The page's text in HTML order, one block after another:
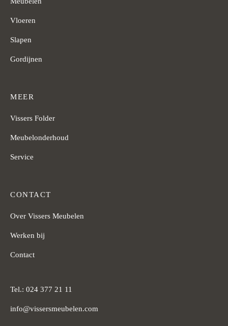
Vloeren
Slapen
Gordijnen
MEER
Vissers Folder
Meubelonderhoud
Service
CONTACT
Over Vissers Meubelen
Werken bij
Contact
Tel.: 024 377 21 11
info@vissersmeubelen.com